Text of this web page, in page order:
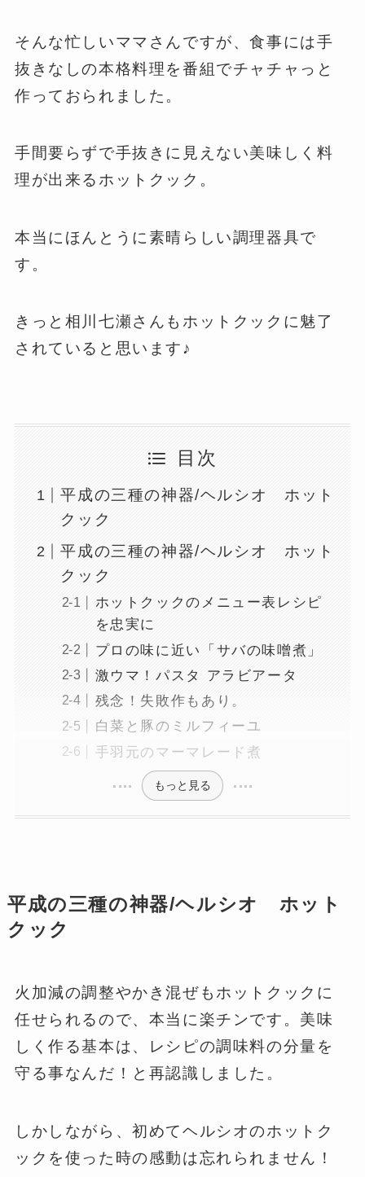
そんな忙しいママさんですが、食事には手
抜きなしの本格料理を番組でチャチャっと
作っておられました。
手間要らずで手抜きに見えない美味しく料
理が出来るホットクック。
本当にほんとうに素晴らしい調理器具で
す。
きっと相川七瀬さんもホットクックに魅了
されていると思います♪
目次
平成の三種の神器/ヘルシオ ホット
クック
平成の三種の神器/ヘルシオ ホット
クック
ホットクックのメニュー表レシピ
を忠実に
プロの味に近い「サバの味噌煮」
激ウマ！パスタ アラビアータ
残念！失敗作もあり。
白菜と豚のミルフィーユ
手羽元のマーマレード煮
もっと見る
平成の三種の神器/ヘルシオ ホット
クック
火加減の調整やかき混ぜもホットクックに
任せられるので、本当に楽チンです。美味
しく作る基本は、レシピの調味料の分量を
守る事なんだ！と再認識しました。
しかしながら、初めてヘルシオのホットク
ックを使った時の感動は忘れられません！